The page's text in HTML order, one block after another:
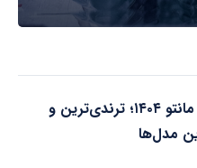
۱۵ مدل مانتو ۱۴۰۴؛ ترندی‌ترین و
مدل‌ها